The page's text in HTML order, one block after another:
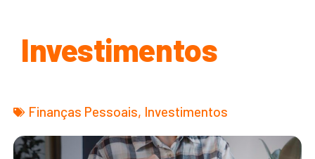
Investimentos
Finanças Pessoais, Investimentos